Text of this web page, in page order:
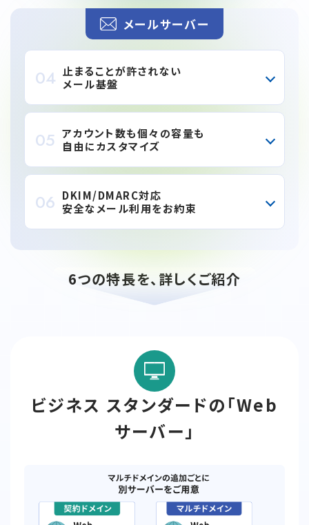
メールサーバー
04
止まることが許されない
メール基盤
05 アカウント数も個々の容量も
自由にカスタマイズ
06 DKIM/DMARC対応
安全なメール利用をお約束
6つの特長を、詳しくご紹介
ビジネス スタンダードの「Web
サーバー」